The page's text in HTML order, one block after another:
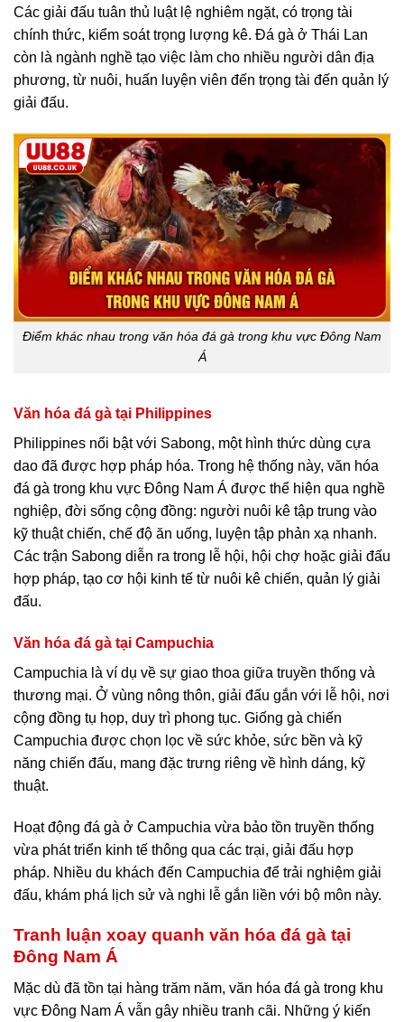
Các giải đấu tuân thủ luật lệ nghiêm ngặt, có trọng tài
chính thức, kiểm soát trọng lượng kê. Đá gà ở Thái Lan
còn là ngành nghề tạo việc làm cho nhiều người dân địa
phương, từ nuôi, huấn luyện viên đến trọng tài đến quản lý
giải đấu.
Điểm khác nhau trong văn hóa đá gà trong khu vực Đông Nam
Á
Văn hóa đá gà tại Philippines
Philippines nổi bật với Sabong, một hình thức dùng cựa
dao đã được hợp pháp hóa. Trong hệ thống này, văn hóa
đá gà trong khu vực Đông Nam Á được thể hiện qua nghề
nghiệp, đời sống cộng đồng: người nuôi kê tập trung vào
kỹ thuật chiến, chế độ ăn uống, luyện tập phản xạ nhanh.
Các trận Sabong diễn ra trong lễ hội, hội chợ hoặc giải đấu
hợp pháp, tạo cơ hội kinh tế từ nuôi kê chiến, quản lý giải
đấu.
Văn hóa đá gà tại Campuchia
Campuchia là ví dụ về sự giao thoa giữa truyền thống và
thương mại. Ở vùng nông thôn, giải đấu gắn với lễ hội, nơi
cộng đồng tụ họp, duy trì phong tục. Giống gà chiến
Campuchia được chọn lọc về sức khỏe, sức bền và kỹ
năng chiến đấu, mang đặc trưng riêng về hình dáng, kỹ
thuật.
Hoạt động đá gà ở Campuchia vừa bảo tồn truyền thống
vừa phát triển kinh tế thông qua các trại, giải đấu hợp
pháp. Nhiều du khách đến Campuchia để trải nghiệm giải
đấu, khám phá lịch sử và nghi lễ gắn liền với bộ môn này.
Tranh luận xoay quanh văn hóa đá gà tại
Đông Nam Á
Mặc dù đã tồn tại hàng trăm năm, văn hóa đá gà trong khu
vực Đông Nam Á vẫn gây nhiều tranh cãi. Những ý kiến